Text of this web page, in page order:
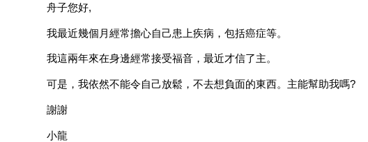
舟子您好,
我最近幾個月經常擔心自己患上疾病，包括癌症等。
我這兩年來在身邊經常接受福音，最近才信了主。
可是， 我依然不能令自己放鬆，不去想負面的東西。主能幫助我嗎?
謝謝
小龍